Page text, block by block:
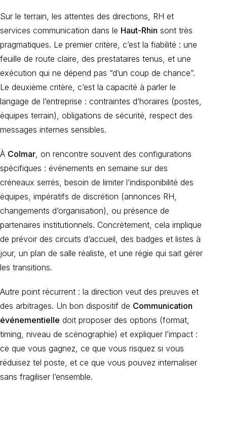
Sur le terrain, les attentes des directions, RH et
services communication dans le Haut-Rhin sont très
pragmatiques. Le premier critère, c’est la fiabilité : une
feuille de route claire, des prestataires tenus, et une
exécution qui ne dépend pas “d’un coup de chance”.
Le deuxième critère, c’est la capacité à parler le
langage de l’entreprise : contraintes d’horaires (postes,
équipes terrain), obligations de sécurité, respect des
messages internes sensibles.
À Colmar , on rencontre souvent des configurations
spécifiques : événements en semaine sur des
créneaux serrés, besoin de limiter l’indisponibilité des
équipes, impératifs de discrétion (annonces RH,
changements d’organisation), ou présence de
partenaires institutionnels. Concrètement, cela implique
de prévoir des circuits d’accueil, des badges et listes à
jour, un plan de salle réaliste, et une régie qui sait gérer
les transitions.
Autre point récurrent : la direction veut des preuves et
des arbitrages. Un bon dispositif de Communication
événementielle doit proposer des options (format,
timing, niveau de scénographie) et expliquer l’impact :
ce que vous gagnez, ce que vous risquez si vous
réduisez tel poste, et ce que vous pouvez internaliser
sans fragiliser l’ensemble.